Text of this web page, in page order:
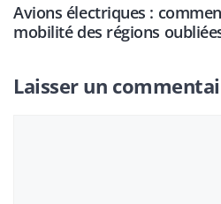
Avions électriques :
mobilité des régions
Laisser un